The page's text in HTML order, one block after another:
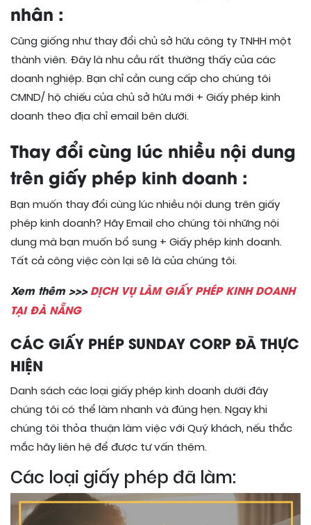
nhân :
Cũng giống như thay đổi chủ sở hữu công ty TNHH một
thành viên. Đây là nhu cầu rất thường thấy của các
doanh nghiệp. Bạn chỉ cần cung cấp cho chúng tôi
CMND/ hộ chiếu của chủ sở hữu mới + Giấy phép kinh
doanh theo địa chỉ email bên dưới.
Thay đổi cùng lúc nhiều nội dung
trên giấy phép kinh doanh :
Bạn muốn thay đổi cùng lúc nhiều nội dung trên giấy
phép kinh doanh? Hãy Email cho chúng tôi những nội
dung mà bạn muốn bổ sung + Giấy phép kinh doanh.
Tất cả công việc còn lại sẽ là của chúng tôi.
Xem thêm >>> DỊCH VỤ LÀM GIẤY PHÉP KINH DOANH
TẠI ĐÀ NẴNG
CÁC GIẤY PHÉP SUNDAY CORP ĐÃ THỰC
HIỆN
Danh sách các loại giấy phép kinh doanh dưới đây
chúng tôi có thể làm nhanh và đúng hẹn. Ngay khi
chúng tôi thỏa thuận làm việc với Quý khách, nếu thắc
mắc hãy liên hệ để được tư vấn thêm.
Các loại giấy phép đã làm: